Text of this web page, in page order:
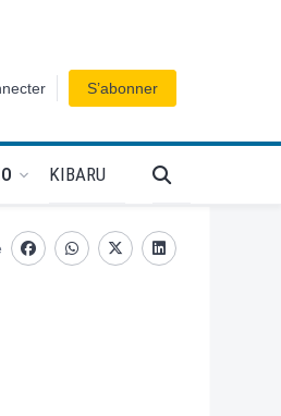
S’abonner
KIBARU
FacebookwhatsappTwitterLinkedin